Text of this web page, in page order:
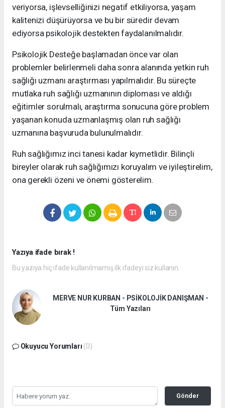
veriyorsa, işlevselliğinizi negatif etkiliyorsa, yaşam
kalitenizi düşürüyorsa ve bu bir süredir devam
ediyorsa psikolojik destekten faydalanılmalıdır.
Psikolojik Desteğe başlamadan önce var olan
problemler belirlenmeli daha sonra alanında yetkin ruh
sağlığı uzmanı araştırması yapılmalıdır. Bu süreçte
mutlaka ruh sağlığı uzmanının diploması ve aldığı
eğitimler sorulmalı, araştırma sonucuna göre problem
yaşanan konuda uzmanlaşmış olan ruh sağlığı
uzmanına başvuruda bulunulmalıdır.
Ruh sağlığımız inci tanesi kadar kıymetlidir. Bilinçli
bireyler olarak ruh sağlığımızı koruyalım ve iyileştirelim,
ona gerekli özeni ve önemi gösterelim.
Yazıya ifade bırak !
Bu yazıya hiç ifade kullanılmamış ilk ifadeyi siz kullanın.
MERVE NUR KURBAN - PSİKOLOJİK DANIŞMAN -
Tüm Yazıları
Okuyucu Yorumları (0)
Gönder